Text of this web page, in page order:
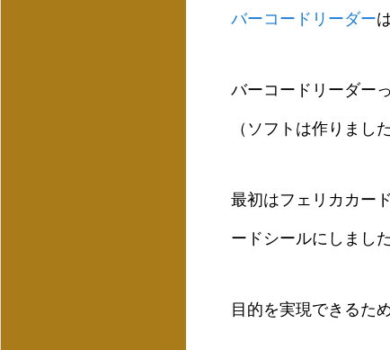
バーコードリーダー
バーコードリーダー
（ソフトは作りまし
最初はフェリカカー
ードシールにしました
目的を実現できるた